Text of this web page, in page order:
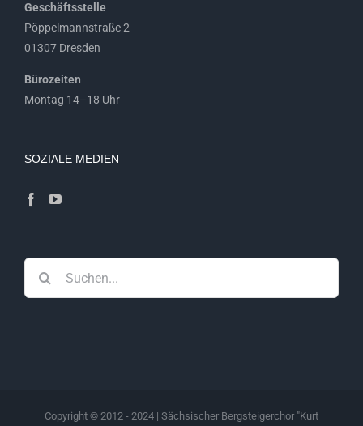
Geschäftsstelle
Pöppelmannstraße 2
01307 Dresden
Bürozeiten
Montag 14–18 Uhr
SOZIALE MEDIEN
nach:
Copyright © 2012 - 2024 | Sächsischer Bergsteigerchor "Kurt